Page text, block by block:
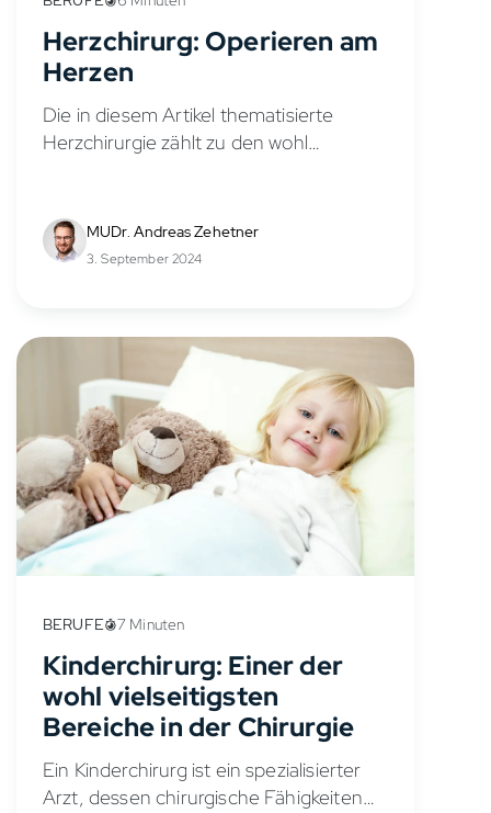
Herzchirurg: Operieren am
Herzen
Die in diesem Artikel thematisierte
Herzchirurgie zählt zu den wohl
am Herzen durch und muss sich daher
anatomisch bestens in diesem Gebiet...
MUDr. Andreas Zehetner
3. September 2024
BERUFE 7 Minuten
Kinderchirurg: Einer der
wohl vielseitigsten
Bereiche in der Chirurgie
Ein Kinderchirurg ist ein spezialisierter
Arzt, dessen chirurgische Fähigkeiten